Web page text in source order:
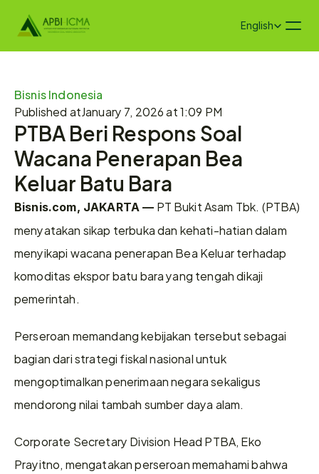
Select Language
English
Bisnis Indonesia
Published atJanuary 7, 2026 at 1:09 PM
PTBA Beri Respons Soal
Wacana Penerapan Bea
Keluar Batu Bara
Bisnis.com, JAKARTA — PT Bukit Asam Tbk. (PTBA)
menyatakan sikap terbuka dan kehati-hatian dalam
menyikapi wacana penerapan Bea Keluar terhadap
komoditas ekspor batu bara yang tengah dikaji
pemerintah.
Perseroan memandang kebijakan tersebut sebagai
bagian dari strategi fiskal nasional untuk
mengoptimalkan penerimaan negara sekaligus
mendorong nilai tambah sumber daya alam.
Corporate Secretary Division Head PTBA, Eko
Prayitno, mengatakan perseroan memahami bahwa